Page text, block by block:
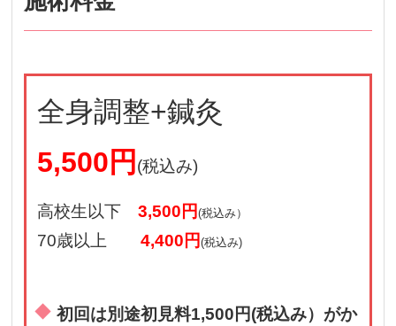
全身調整+鍼灸
5,500円 (税込み)
高校生以下 3,500円 (税込み）
70歳以上 4,400円 (税込み)
初回は別途初見料1,500円(税込み）がか